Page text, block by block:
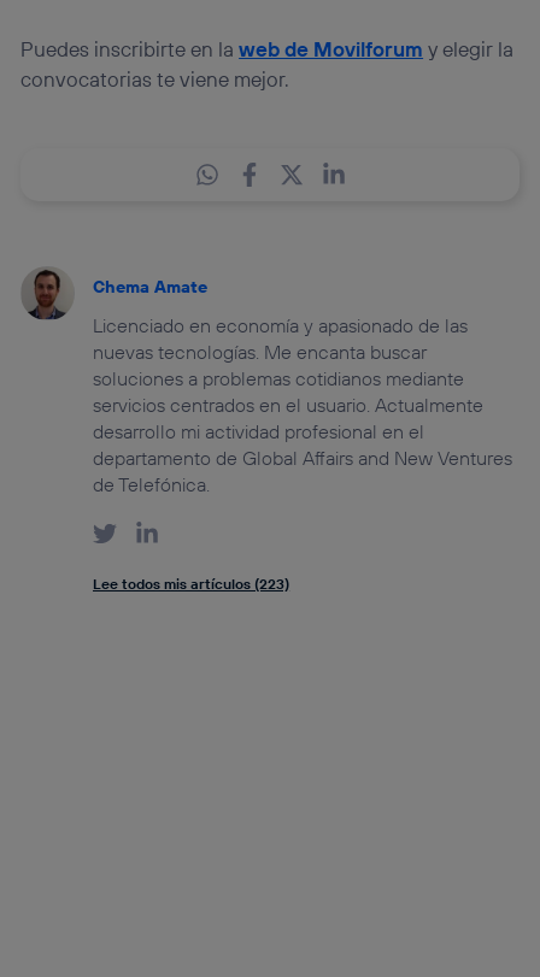
Puedes inscribirte en laweb de Movilforum y elegir la
convocatorias te viene mejor.
Chema Amate
Licenciado en economía y apasionado de las
nuevas tecnologías. Me encanta buscar
soluciones a problemas cotidianos mediante
servicios centrados en el usuario. Actualmente
desarrollo mi actividad profesional en el
departamento de Global Affairs and New Ventures
de Telefónica.
Lee todos mis artículos (223)